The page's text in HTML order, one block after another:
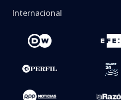
Internacional